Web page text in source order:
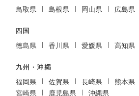
鳥取県 島根県 岡山県 広島県
四国
徳島県 香川県 愛媛県 高知県
九州・沖縄
福岡県 佐賀県 長崎県 熊本県
宮崎県
鹿児島県 沖縄県